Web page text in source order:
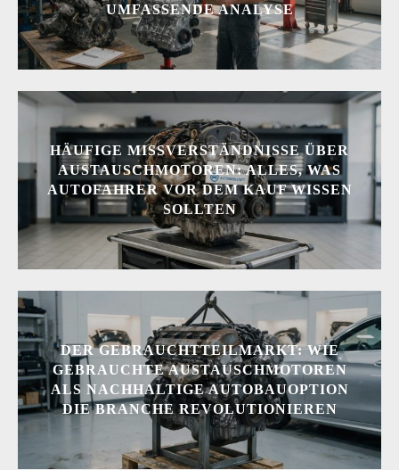
UMFASSENDE ANALYSE
HÄUFIGE MISSVERSTÄNDNISSE ÜBER
AUSTAUSCHMOTOREN: ALLES, WAS
AUTOFAHRER VOR DEM KAUF WISSEN
SOLLTEN
DER GEBRAUCHTTEILMARKT: WIE
GEBRAUCHTE AUSTAUSCHMOTOREN
ALS NACHHALTIGE AUTOBAUOPTION
DIE BRANCHE REVOLUTIONIEREN